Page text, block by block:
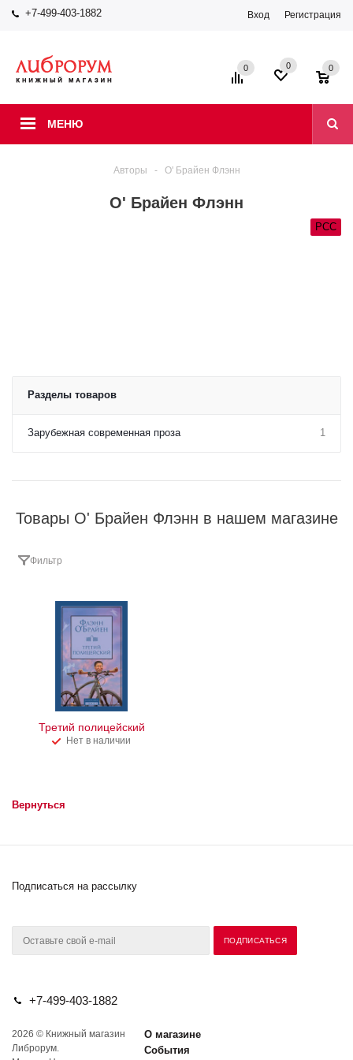
+7-499-403-1882 Вход Регистрация
МЕНЮ
0 0 0
Авторы - О' Брайен Флэнн
О' Брайен Флэнн
РСС
Разделы товаров
Зарубежная современная проза 1
Товары О' Брайен Флэнн в нашем магазине
Фильтр
Третий полицейский
Нет в наличии
Вернуться
Подписаться на рассылку
+7-499-403-1882
2026 © Книжный магазин
Либрорум.
О магазине
События